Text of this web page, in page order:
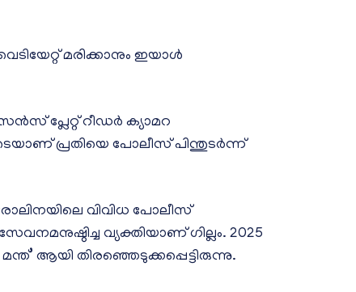
മരിക്കാനും ഇയാൾ
പ്ലേറ്റ് റീഡർ ക്യാമറ
പ്രതിയെ പോലീസ് പിന്തുടർന്ന്
വിവിധ പോലീസ്
വ്യക്തിയാണ് ഗില്ലം. 2025
ആയി തിരഞ്ഞെടുക്കപ്പെട്ടിരുന്നു.